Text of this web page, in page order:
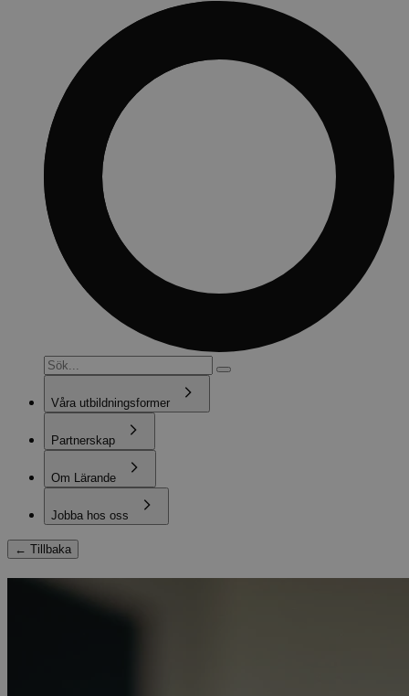
Våra utbildningsformer
Partnerskap
Om Lärande
Jobba hos oss
← Tillbaka